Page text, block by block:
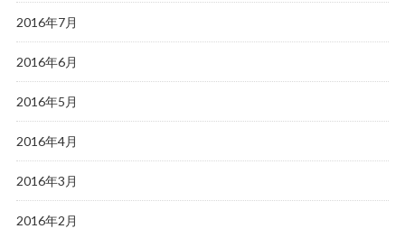
2016年7月
2016年6月
2016年5月
2016年4月
2016年3月
2016年2月